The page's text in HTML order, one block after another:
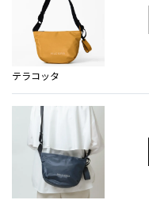
テラコッタ